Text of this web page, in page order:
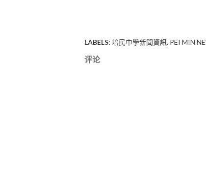
LABELS: 培民中學新聞資訊 PEI MIN
评论